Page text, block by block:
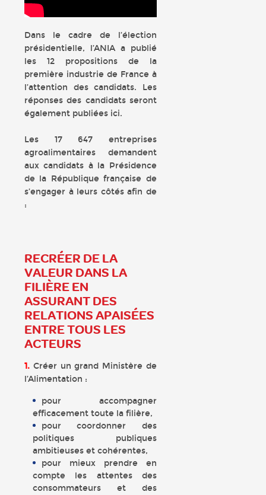
Dans le cadre de l’élection
présidentielle, l’ANIA a publié
les 12 propositions de la
première industrie de France à
l’attention des candidats. Les
réponses des candidats seront
également publiées ici.
Les 17 647 entreprises
agroalimentaires demandent
aux candidats à la Présidence
de la République française de
s’engager à leurs côtés afin de
:
RECRÉER DE LA
VALEUR DANS LA
FILIÈRE EN
ASSURANT DES
RELATIONS APAISÉES
ENTRE TOUS LES
ACTEURS
1. Créer un grand Ministère de
l’Alimentation :
pour accompagner
efficacement toute la filière,
pour coordonner des
politiques publiques
ambitieuses et cohérentes,
pour mieux prendre en
compte les attentes des
consommateurs et des